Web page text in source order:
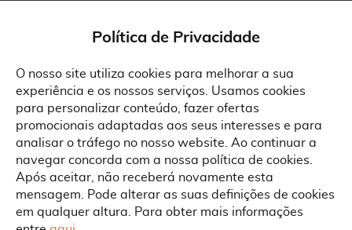
Política de Privacidade
O nosso site utiliza cookies para melhorar a sua
experiência e os nossos serviços. Usamos cookies
para personalizar conteúdo, fazer ofertas
promocionais adaptadas aos seus interesses e para
analisar o tráfego no nosso website. Ao continuar a
navegar concorda com a nossa política de cookies.
Após aceitar, não receberá novamente esta
mensagem. Pode alterar as suas definições de cookies
em qualquer altura. Para obter mais informações
Sobre a Suprides
Quem Somos
Informações
Termos e Condições
Condições Gerais de Venda
Serviço Pós-Venda
Contactos
Morada
Rua Gonçalves Zarco, 1837
Política de Cookies
Ao aceitar a política de cookies da Suprides deverá ter em consideração
que a utilização de cookies possibilita a personalização da utilização e a
apresentação de serviços e ofertas adaptadas ao seu interesses. Pode
alterar as suas definições de cookies a qualquer altura.